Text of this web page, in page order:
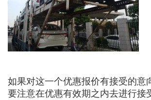
如果对这一个优惠报价有接受的意
要注意在优惠有效期之内去进行接